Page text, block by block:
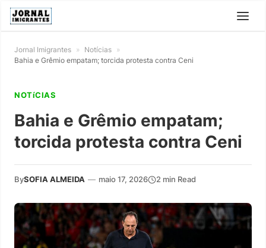
Jornal Imigrantes » Notícias »
Bahia e Grêmio empatam; torcida protesta contra Ceni
NOTíCIAS
Bahia e Grêmio empatam;
torcida protesta contra Ceni
BySOFIA ALMEIDA — maio 17, 2026 2 min Read